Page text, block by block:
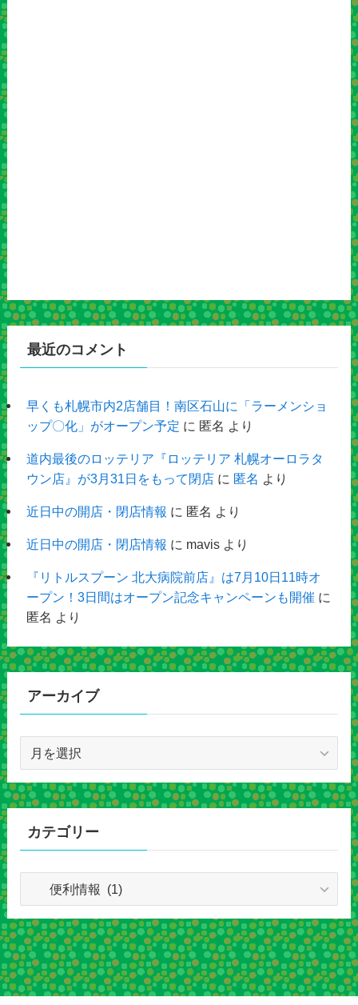
最近のコメント
早くも札幌市内2店舗目！南区石山に「ラーメンショ
ップ〇化」がオープン予定 に 匿名 より
道内最後のロッテリア『ロッテリア 札幌オーロラタ
ウン店』が3月31日をもって閉店に 匿名 より
近日中の開店・閉店情報 に 匿名 より
近日中の開店・閉店情報 に mavisより
『リトルスプーン 北大病院前店』は7月10日11時オ
ープン！3日間はオープン記念キャンペーンも開催 に
匿名 より
アーカイブ
カ
イ
カテゴリー
ゴ
リ
ー